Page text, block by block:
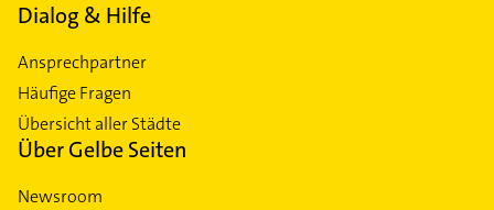
Dialog & Hilfe
Ansprechpartner
Häufige Fragen
Übersicht aller Städte
Über Gelbe Seiten
Newsroom